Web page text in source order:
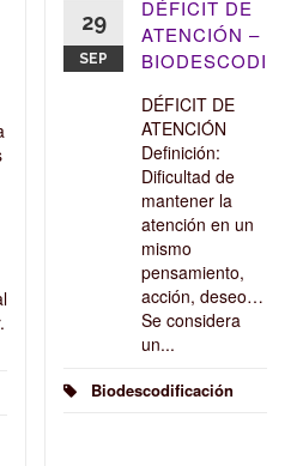
29
SEP
DÉFICIT DE
ATENCIÓN –
DÉFICIT DE
ATENCIÓN
Definición:
Dificultad de
mantener la
atención en un
mismo
pensamiento,
acción, deseo…
Se considera
un...
Biodescodificación